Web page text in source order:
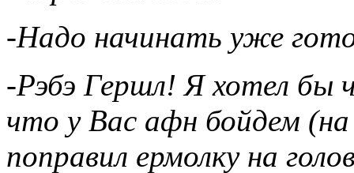
-Надо начинать уже
-Рэбэ Гершл! Я хотел бы
что у Вас афн бойдем (на
поправил ермолку на